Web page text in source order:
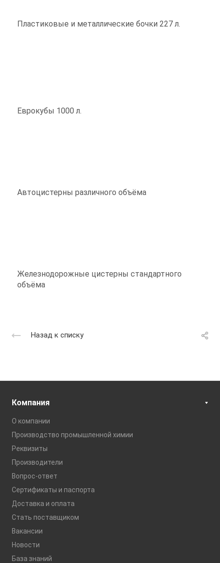
Пластиковые и металлические бочки 227 л.
Еврокубы 1000 л.
Автоцистерны различного объёма
Железнодорожные цистерны стандартного
объёма
Назад к списку
Компания
О компании
Производство промышленной химии
Реквизиты
Производители
Вопрос-ответ
Сертификаты и паспорта
Доставка и оплата
Стать поставщиком
Вакансии
Новости
База знаний